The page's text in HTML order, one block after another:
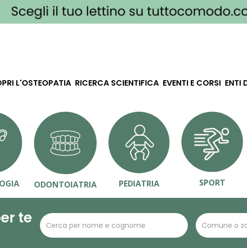
L'OSTEOPATIA RICERCA SCIENTIFICA EVENTI E CORSI ENTI
ODONTOIATRIA PEDIATRIA SPORT
te